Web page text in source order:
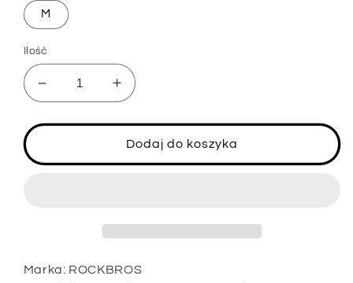
M
Ilość
Zmniejsz
ilość
dla
ROCKBROS
Meskie
kolarskie
Zwiększ
ilość
dla
ROCKBROS
Meskie
dlugie
kolarskie
Dodaj do koszyka
Marka: ROCKBROS